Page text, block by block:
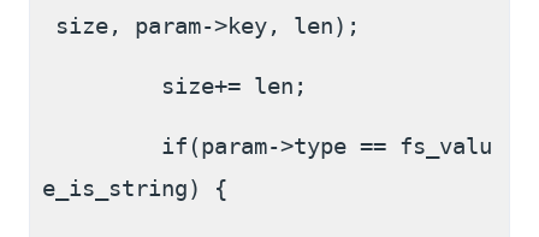
size, param->key, len);
size+= len;
if(param->type == fs_valu
e_is_string) {